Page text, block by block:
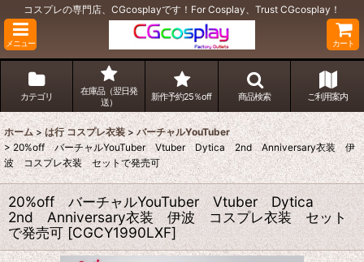
コスプレの専門店、CGcosplayです！For Cosplay、Trust CGcosplay！
メニュー カート
カテゴリ
在庫品（翌日発
送）
新作予約25％off 商品検索 ご利用案内
ホーム > は行 コスプレ衣装 > バーチャルYouTuber
> 20%off バーチャルYouTuber Vtuber Dytica 2nd Anniversary衣装 伊
波 コスプレ衣装 セットで発売可
20%off バーチャルYouTuber Vtuber Dytica
2nd Anniversary衣装 伊波 コスプレ衣装 セット
で発売可 [CGCY1990LXF]